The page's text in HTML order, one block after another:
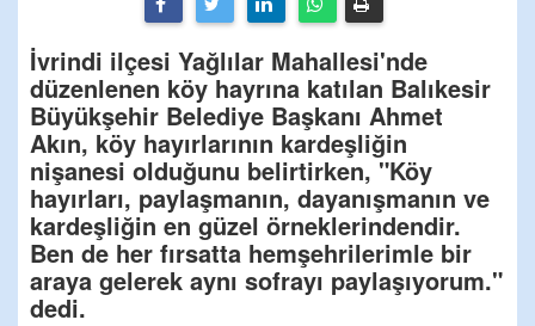
İvrindi ilçesi Yağlılar Mahallesi'nde
düzenlenen köy hayrına katılan Balıkesir
Büyükşehir Belediye Başkanı Ahmet
Akın, köy hayırlarının kardeşliğin
nişanesi olduğunu belirtirken, "Köy
hayırları, paylaşmanın, dayanışmanın ve
kardeşliğin en güzel örneklerindendir.
Ben de her fırsatta hemşehrilerimle bir
araya gelerek aynı sofrayı paylaşıyorum."
dedi.